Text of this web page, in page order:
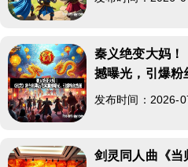
秦义绝变大妈！
撼曝光，引爆粉
发布时间：2026-
剑灵同人曲《当